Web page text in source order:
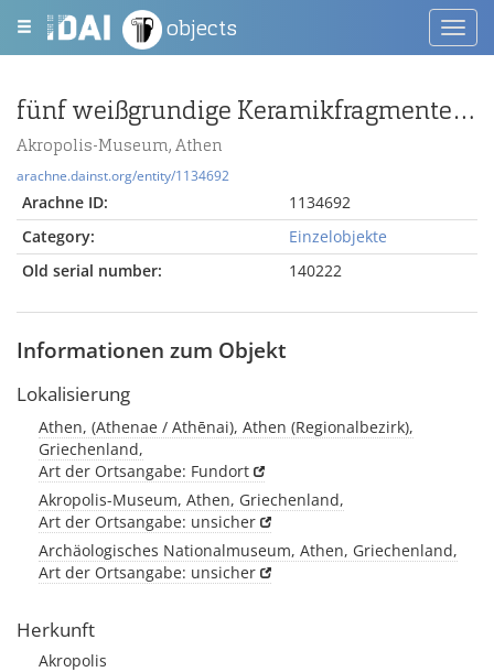
objects
fünf weißgrundige Keramikfragmente mit Tierfries und Viergespann, evtl. von einem Gefäßfuß
Akropolis-Museum, Athen
arachne.dainst.org/entity/1134692
Arachne ID:
1134692
Category:
Einzelobjekte
Old serial number:
140222
Informationen zum Objekt
Lokalisierung
Athen, (Athenae / Athēnai), Athen (Regionalbezirk),
Griechenland,
Art der Ortsangabe: Fundort
Akropolis-Museum, Athen, Griechenland,
Art der Ortsangabe: unsicher
Archäologisches Nationalmuseum, Athen, Griechenland,
Art der Ortsangabe: unsicher
Herkunft
Akropolis